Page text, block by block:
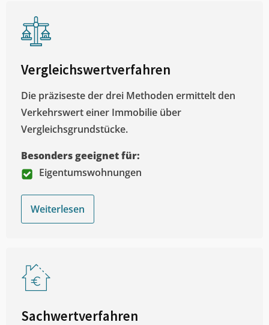
Vergleichswertverfahren
Die präziseste der drei Methoden ermittelt den
Verkehrswert einer Immobilie über
Vergleichsgrundstücke.
Besonders geeignet für:
Eigentumswohnungen
Weiterlesen
Sachwertverfahren